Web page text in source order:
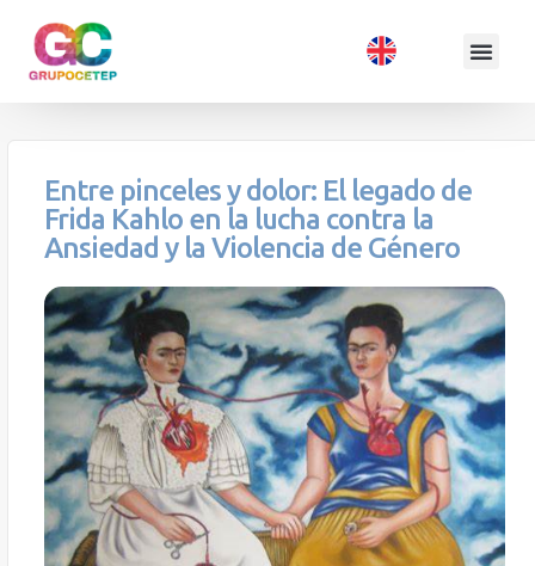
Entre pinceles y dolor: El legado de
Frida Kahlo en la lucha contra la
Ansiedad y la Violencia de Género